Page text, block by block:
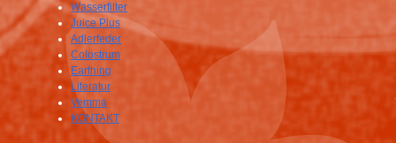
Wasserfilter
Juice Plus
Adlerfeder
Colostrum
Earthing
Literatur
Vemma
KONTAKT